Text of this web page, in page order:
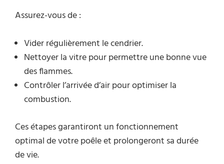
Assurez-vous de :
Vider régulièrement le cendrier.
Nettoyer la vitre pour permettre une bonne vue
des flammes.
Contrôler l’arrivée d’air pour optimiser la
combustion.
Ces étapes garantiront un fonctionnement
optimal de votre poêle et prolongeront sa durée
de vie.